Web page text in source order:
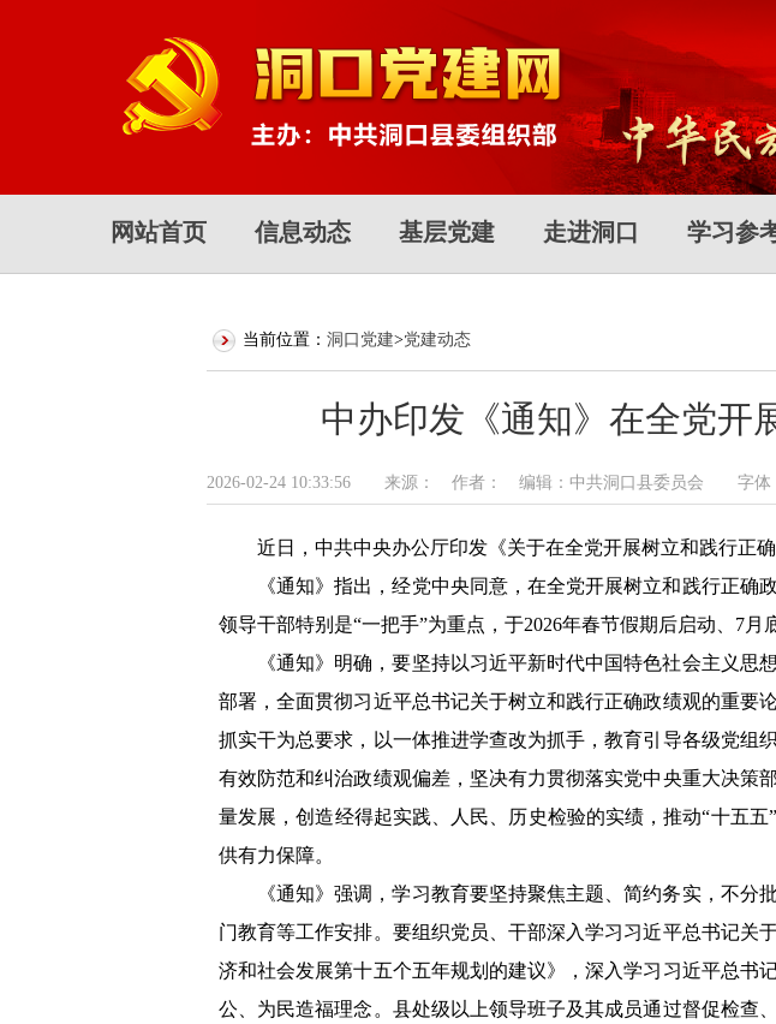
网站首页 信息动态 基层党建 走进洞口 学习参
当前位置： 洞口党建>党建动态
中办印发《通知》在全党开
2026-02-24 10:33:56 来源： 作者： 编辑：中共洞口县委员会 字体
近日，中共中央办公厅印发《关于在全党开展树立和践行正
《通知》指出，经党中央同意，在全党开展树立和践行正
领导干部特别是“一把手”为重点，于2026年春节假期后启动、7月
《通知》明确，要坚持以习近平新时代中国特色社会主义
部署，全面贯彻习近平总书记关于树立和践行正确政绩观的重要
抓实干为总要求，以一体推进学查改为抓手，教育引导各级党组
有效防范和纠治政绩观偏差，坚决有力贯彻落实党中央重大决策
量发展，创造经得起实践、人民、历史检验的实绩，推动“十五
供有力保障。
《通知》强调，学习教育要坚持聚焦主题、简约务实，不
门教育等工作安排。要组织党员、干部深入学习习近平总书记
济和社会发展第十五个五年规划的建议》，深入学习习近平总书
公、为民造福理念。县处级以上领导班子及其成员通过督促检查